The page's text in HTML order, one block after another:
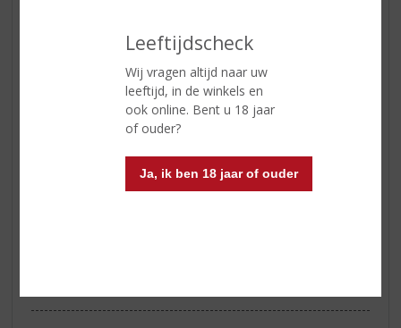
Leeftijdscheck
Wij vragen altijd naar uw
leeftijd, in de winkels en
ook online. Bent u 18 jaar
of ouder?
Ja, ik ben 18 jaar of ouder
20% vol
Wit
goudgeel
zoet, stroperig en fruitig